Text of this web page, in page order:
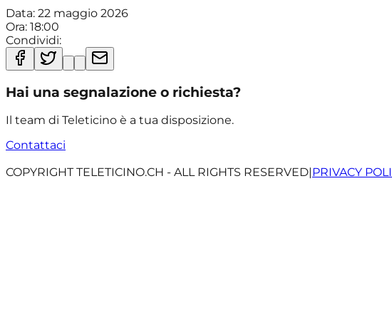
Data: 22 maggio 2026
Ora: 18:00
Condividi:
Hai una segnalazione o richiesta?
Il team di Teleticino è a tua disposizione.
Contattaci
COPYRIGHT TELETICINO.CH - ALL RIGHTS RESERVED|PRIVACY